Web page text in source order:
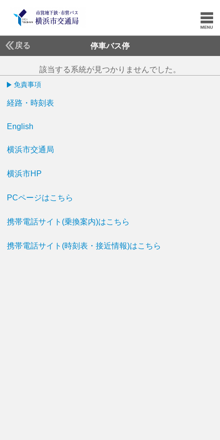
戻る 停車バス停
該当する系統が見つかりませんでした。
免責事項
経路・時刻表
English
横浜市交通局
横浜市HP
PCページはこちら
携帯電話サイト(乗換案内)はこちら
携帯電話サイト(時刻表・接近情報)はこちら